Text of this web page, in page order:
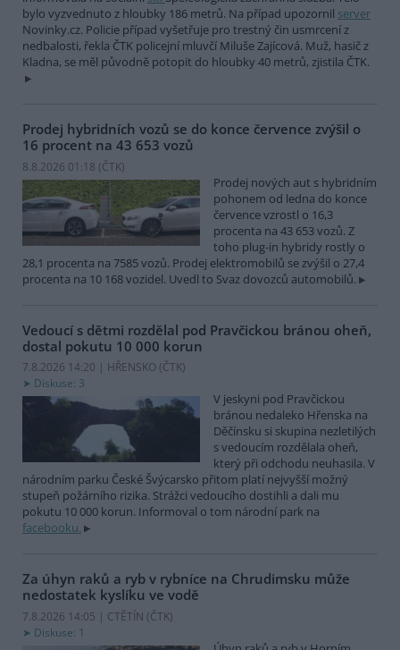
bylo vyzvednuto z hloubky 186 metrů. Na případ upozornil server
Novinky.cz. Policie případ vyšetřuje pro trestný čin usmrcení z
nedbalosti, řekla ČTK policejní mluvčí Miluše Zajícová. Muž, hasič z
Kladna, se měl původně potopit do hloubky 40 metrů, zjistila ČTK.
Prodej hybridních vozů se do konce července zvýšil o
16 procent na 43 653 vozů
8.8.2026 01:18 (ČTK)
Prodej nových aut s hybridním
pohonem od ledna do konce
července vzrostl o 16,3
procenta na 43 653 vozů. Z
toho plug-in hybridy rostly o
28,1 procenta na 7585 vozů. Prodej elektromobilů se zvýšil o 27,4
procenta na 10 168 vozidel. Uvedl to Svaz dovozců automobilů.
Vedoucí s dětmi rozdělal pod Pravčickou bránou oheň,
dostal pokutu 10 000 korun
7.8.2026 14:20 | HŘENSKO (ČTK)
Diskuse: 3
V jeskyni pod Pravčickou
bránou nedaleko Hřenska na
Děčínsku si skupina nezletilých
s vedoucím rozdělala oheň,
který při odchodu neuhasila. V
národním parku České Švýcarsko přitom platí nejvyšší možný
stupeň požárního rizika. Strážci vedoucího dostihli a dali mu
pokutu 10 000 korun. Informoval o tom národní park na
facebooku.
Za úhyn raků a ryb v rybníce na Chrudimsku může
nedostatek kyslíku ve vodě
7.8.2026 14:05 | CTĚTÍN (ČTK)
Diskuse: 1